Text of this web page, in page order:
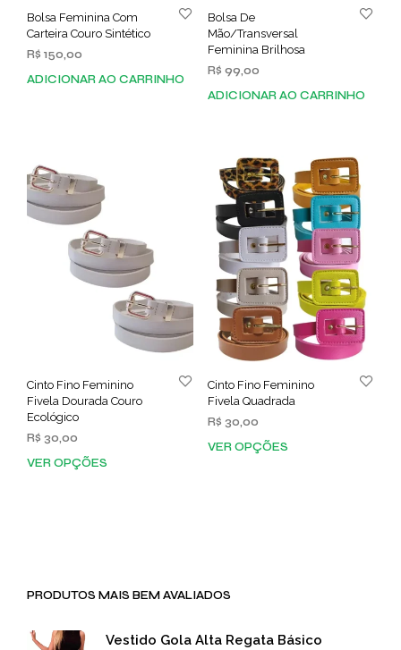
Bolsa Feminina Com
Carteira Couro Sintético
R$ 150,00
ADICIONAR AO CARRINHO
Bolsa De
Mão/Transversal
Feminina Brilhosa
R$ 99,00
ADICIONAR AO CARRINHO
Cinto Fino Feminino
Fivela Dourada Couro
Ecológico
R$ 30,00
VER OPÇÕES
podem
escolhidas
Cinto Fino Feminino
Fivela Quadrada
R$ 30,00
VER OPÇÕES
PRODUTOS MAIS BEM AVALIADOS
Vestido Gola Alta Regata Básico